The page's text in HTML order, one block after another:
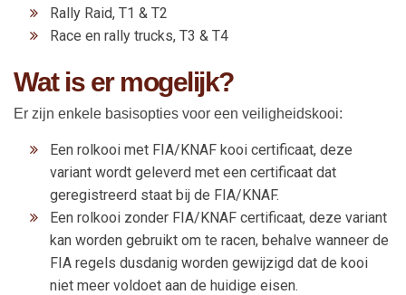
Rally Raid, T1 & T2
Race en rally trucks, T3 & T4
Wat is er mogelijk?
Er zijn enkele basisopties voor een veiligheidskooi:
Een rolkooi met FIA/KNAF kooi certificaat, deze
variant wordt geleverd met een certificaat dat
geregistreerd staat bij de FIA/KNAF.
Een rolkooi zonder FIA/KNAF certificaat, deze variant
kan worden gebruikt om te racen, behalve wanneer de
FIA regels dusdanig worden gewijzigd dat de kooi
niet meer voldoet aan de huidige eisen.